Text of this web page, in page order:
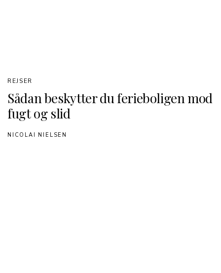
Sådan beskytter du ferieboligen mod
fugt og slid
REJSER
NICOLAI NIELSEN